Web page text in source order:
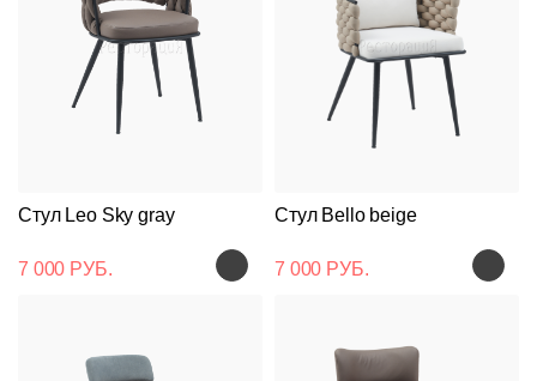
Стул Leo Sky gray
7 000 РУБ.
Стул Bello beige
7 000 РУБ.